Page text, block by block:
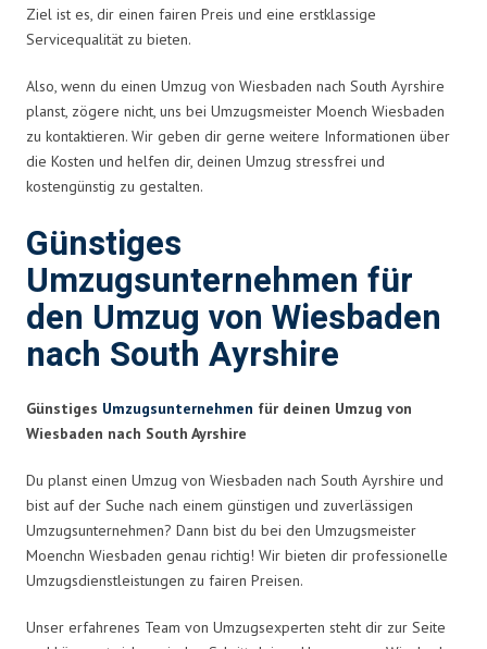
Ziel ist es, dir einen fairen Preis und eine erstklassige
Servicequalität zu bieten.
Also, wenn du einen Umzug von Wiesbaden nach South Ayrshire
planst, zögere nicht, uns bei Umzugsmeister Moench Wiesbaden
zu kontaktieren. Wir geben dir gerne weitere Informationen über
die Kosten und helfen dir, deinen Umzug stressfrei und
kostengünstig zu gestalten.
Günstiges
Umzugsunternehmen für
den Umzug von Wiesbaden
nach South Ayrshire
Günstiges Umzugsunternehmen für deinen Umzug von
Wiesbaden nach South Ayrshire
Du planst einen Umzug von Wiesbaden nach South Ayrshire und
bist auf der Suche nach einem günstigen und zuverlässigen
Umzugsunternehmen? Dann bist du bei den Umzugsmeister
Moenchn Wiesbaden genau richtig! Wir bieten dir professionelle
Umzugsdienstleistungen zu fairen Preisen.
Unser erfahrenes Team von Umzugsexperten steht dir zur Seite